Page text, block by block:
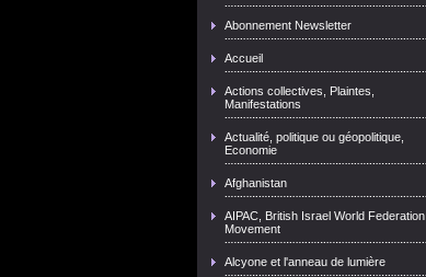
Abonnement Newsletter
Accueil
Actions collectives, Plaintes,
Manifestations
Actualité, politique ou géopolitique,
Economie
Afghanistan
AIPAC, British Israel World Federation
Movement
Alcyone et l'anneau de lumière